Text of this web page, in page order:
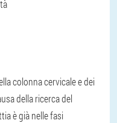
colonna cervicale e dei
della ricerca del
è già nelle fasi